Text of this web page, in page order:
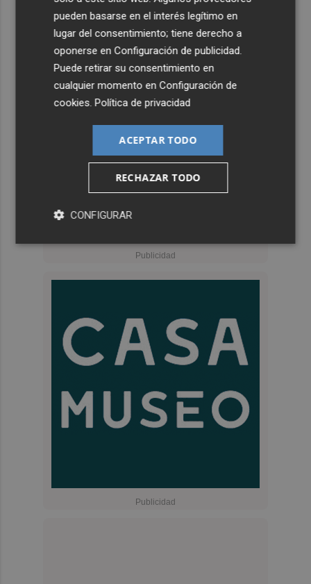
pueden basarse en el interés legítimo en
lugar del consentimiento; tiene derecho a
oponerse enConfiguración de publicidad.
Puede retirar su consentimiento en
cualquier momento enConfiguración de
cookies.Política de privacidad
ACEPTAR TODO
RECHAZAR TODO
CONFIGURAR